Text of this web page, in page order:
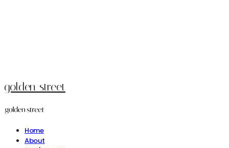
golden street
Home
About